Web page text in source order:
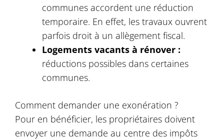
communes accordent une réduction
temporaire. En effet, les travaux ouvrent
parfois droit à un allègement fiscal.
Logements vacants à rénover :
réductions possibles dans certaines
communes.
Comment demander une exonération ?
Pour en bénéficier, les propriétaires doivent
envoyer une demande au centre des impôts